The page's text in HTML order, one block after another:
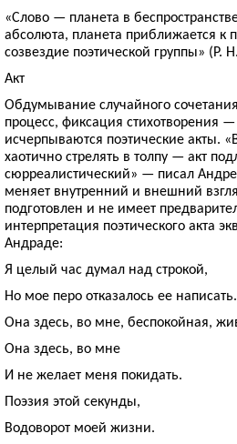
«Слово — планета в
абсолюта, планета приближается к
созвездие поэтической группы» (Р.
Акт
Обдумывание случайного
процесс, фиксация стихотворения
исчерпываются поэтические акты.
хаотично стрелять в толпу — акт
сюрреалистический» — писал
меняет внутренний и внешний
подготовлен и не имеет
интерпретация поэтического акта
Андраде:
Я целый час думал над строкой,
Но мое перо отказалось ее написать.
Она здесь, во мне, беспокойная,
Она здесь, во мне
И не желает меня покидать.
Поэзия этой секунды,
Водоворот моей жизни.